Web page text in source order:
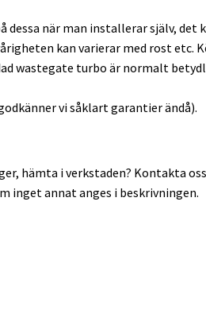
dessa när man installerar själv,
kan varierar med rost etc.
wastegate turbo är normalt
vi såklart garantier ändå).
hämta i verkstaden? Kontakta
inget annat anges i beskrivningen.